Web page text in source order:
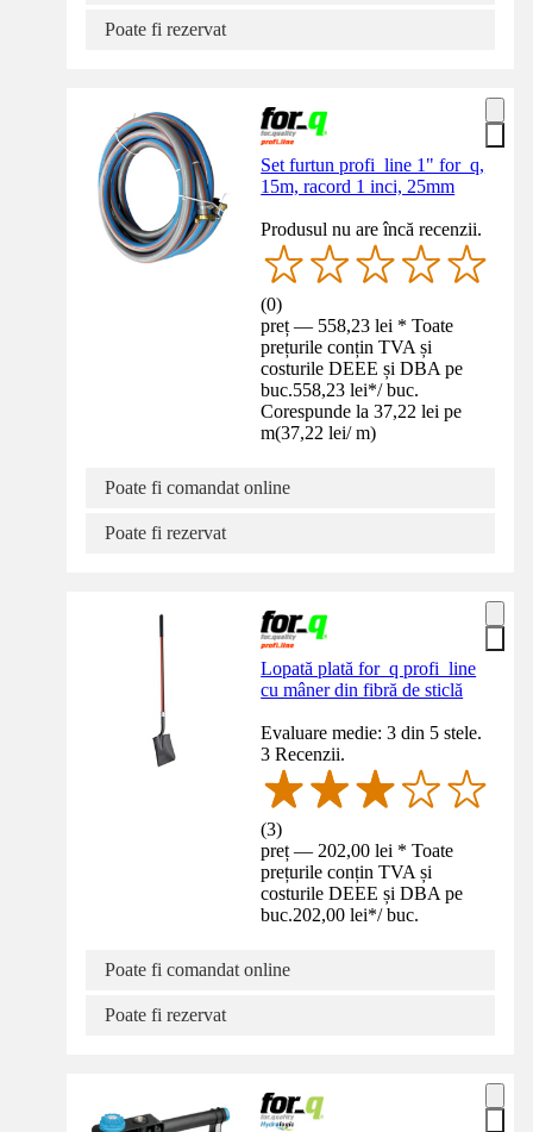
Poate fi rezervat
Set furtun profi_line 1" for_q,
15m, racord 1 inci, 25mm
Produsul nu are încă recenzii.
(0)
preț — 558,23 lei * Toate
prețurile conțin TVA și
costurile DEEE și DBA pe
buc.558,23 lei*/ buc.
Corespunde la 37,22 lei pe
m(37,22 lei/ m)
Poate fi comandat online
Poate fi rezervat
Lopată plată for_q profi_line
cu mâner din fibră de sticlă
Evaluare medie: 3 din 5 stele.
3 Recenzii.
(3)
preț — 202,00 lei * Toate
prețurile conțin TVA și
costurile DEEE și DBA pe
buc.202,00 lei*/ buc.
Poate fi comandat online
Poate fi rezervat